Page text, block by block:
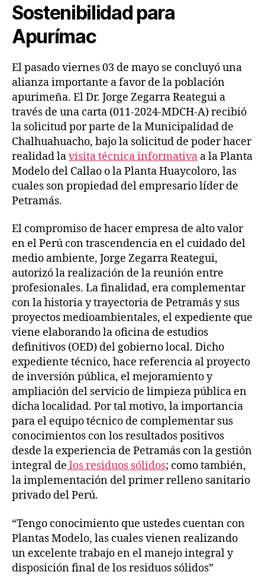
Sostenibilidad para
Apurímac
El pasado viernes 03 de mayo se concluyó una
alianza importante a favor de la población
apurimeña. El Dr. Jorge Zegarra Reategui a
través de una carta (011-2024-MDCH-A) recibió
la solicitud por parte de la Municipalidad de
Chalhuahuacho, bajo la solicitud de poder hacer
realidad lavisita técnica informativa a la Planta
Modelo del Callao o la Planta Huaycoloro, las
cuales son propiedad del empresario líder de
Petramás.
El compromiso de hacer empresa de alto valor
en el Perú con trascendencia en el cuidado del
medio ambiente, Jorge Zegarra Reategui,
autorizó la realización de la reunión entre
profesionales. La finalidad, era complementar
con la historia y trayectoria de Petramás y sus
proyectos medioambientales, el expediente que
viene elaborando la oficina de estudios
definitivos (OED) del gobierno local. Dicho
expediente técnico, hace referencia al proyecto
de inversión pública, el mejoramiento y
ampliación del servicio de limpieza pública en
dicha localidad. Por tal motivo, la importancia
para el equipo técnico de complementar sus
conocimientos con los resultados positivos
desde la experiencia de Petramás con la gestión
integral de los residuos sólidos; como también,
la implementación del primer relleno sanitario
privado del Perú.
“Tengo conocimiento que ustedes cuentan con
Plantas Modelo, las cuales vienen realizando
un excelente trabajo en el manejo integral y
disposición final de los residuos sólidos”